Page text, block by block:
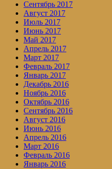
Сентябрь 2017
Август 2017
Июль 2017
Июнь 2017
Май 2017
Апрель 2017
Март 2017
Февраль 2017
Январь 2017
Декабрь 2016
Ноябрь 2016
Октябрь 2016
Сентябрь 2016
Август 2016
Июнь 2016
Апрель 2016
Март 2016
Февраль 2016
Январь 2016